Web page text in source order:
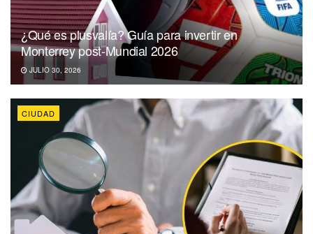
¿Qué es plusvalía? Guía para invertir en
Monterrey post-Mundial 2026
JULIO 30, 2026
CIUDAD